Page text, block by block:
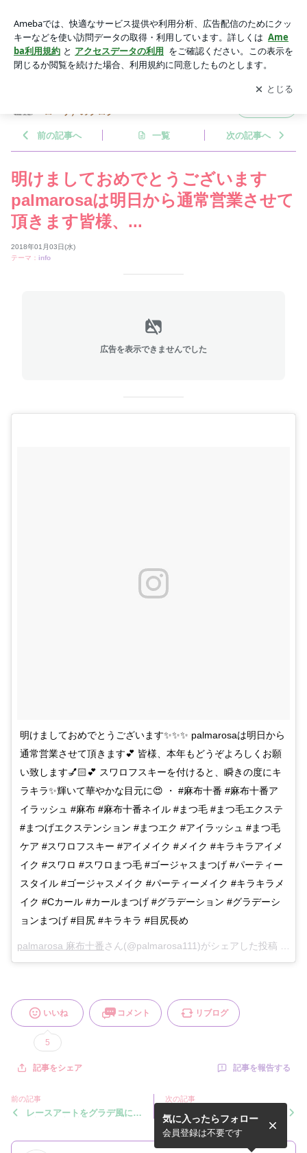
業させて頂きます皆様、... | ネイル＆アイラッシュ Palmaros
a (パルマローザ）のブログ
アプリをダウンロードして ブログの更新通知
を受け取りまし
ょう。
開く
ローザ）のブログ
前の記事へ 一覧 次の記事へ
明けましておめでとうございます
palmarosaは明日から通常営業させて
頂きます皆様、...
2018年01月03日(水)
テーマ： info
広告を表示できませんでした
明けましておめでとうございます✨✨✨ palmarosaは明日から
通常営業させて頂きます💕 皆様、本年もどうぞよろしくお願
い致します💅🏻💕 スワロフスキーを付けると、瞬きの度にキ
ラキラ✨輝いて華やかな目元に😍 ・ #麻布十番 #麻布十番ア
イラッシュ #麻布 #麻布十番ネイル #まつ毛 #まつ毛エクステ
#まつげエクステンション #まつエク #アイラッシュ #まつ毛
ケア #スワロフスキー #アイメイク #メイク #キラキラアイメ
イク #スワロ #スワロまつ毛 #ゴージャスまつげ #パーティー
スタイル #ゴージャスメイク #パーティーメイク #キラキラメ
イク #Cカール #カールまつげ #グラデーション #グラデーシ
ョンまつげ #目尻 #キラキラ #目尻長め
palmarosa 麻布十番さん(@palmarosa111)がシェアした投稿 -
いいね
5
コメント リブログ
記事をシェア 記事を報告する
前の記事
レースアートをグラデ風に・
次の記事
明けましておめでとうござい
ます2018年も皆様にとって
素敵な一年でありますように
今年も...
気に入ったらフォロー
会員登録は不要です